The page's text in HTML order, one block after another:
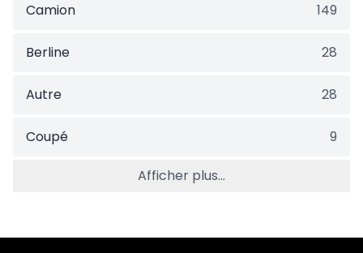
Camion 149
Berline 28
Autre 28
Coupé 9
Afficher plus...